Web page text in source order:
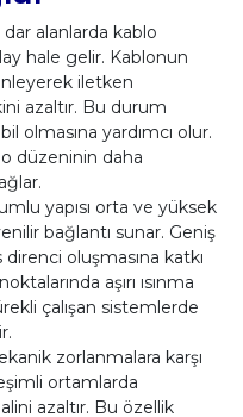
dar alanlarda kablo
hale gelir. Kablonun
iletken
azaltır. Bu durum
olmasına yardımcı olur.
düzeninin daha
yapısı orta ve yüksek
bağlantı sunar. Geniş
oluşmasına katkı
aşırı ısınma
çalışan sistemlerde
zorlanmalara karşı
ortamlarda
azaltır. Bu özellik